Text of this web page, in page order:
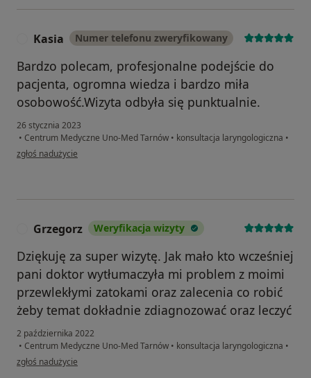
Kasia Numer telefonu zweryfikowany
Bardzo polecam, profesjonalne podejście do
pacjenta, ogromna wiedza i bardzo miła
osobowość.Wizyta odbyła się punktualnie.
26 stycznia 2023
• Centrum Medyczne Uno-Med Tarnów • konsultacja laryngologiczna •
w opinii użytkownika Kasia
zgłoś nadużycie
Grzegorz Weryfikacja wizyty
Dziękuję za super wizytę. Jak mało kto wcześniej
pani doktor wytłumaczyła mi problem z moimi
przewlekłymi zatokami oraz zalecenia co robić
żeby temat dokładnie zdiagnozować oraz leczyć
2 października 2022
• Centrum Medyczne Uno-Med Tarnów • konsultacja laryngologiczna •
w opinii użytkownika Grzegorz
zgłoś nadużycie